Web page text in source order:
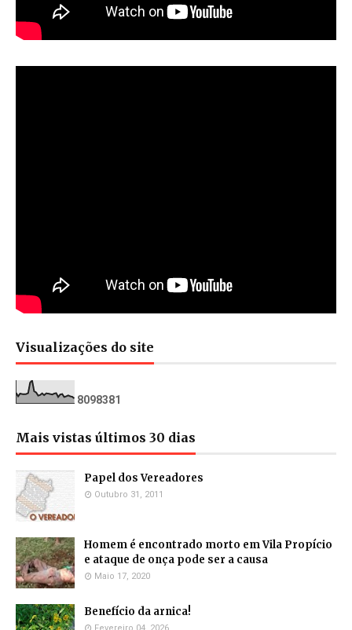
Visualizações do site
8098381
Mais vistas últimos 30 dias
Papel dos Vereadores
Outubro 31, 2011
Homem é encontrado morto em Vila Propício
e ataque de onça pode ser a causa
Maio 17, 2020
Benefício da arnica!